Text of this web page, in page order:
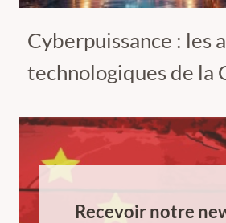
Cyberpuissance : les
technologiques de la
Recevoir notre